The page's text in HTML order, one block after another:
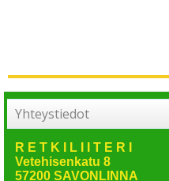
Yhteystiedot
R E T K I L I I T E R I
Vetehisenkatu 8
57200 SAVONLINNA